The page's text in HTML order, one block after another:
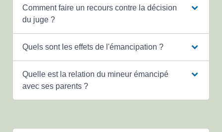
Comment faire un recours contre la décision
du juge ?
Quels sont les effets de l'émancipation ?
Quelle est la relation du mineur émancipé
avec ses parents ?